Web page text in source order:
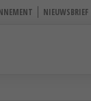
NIEUWSBRIEF